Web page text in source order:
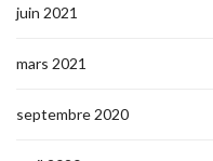
juin 2021
mars 2021
septembre 2020